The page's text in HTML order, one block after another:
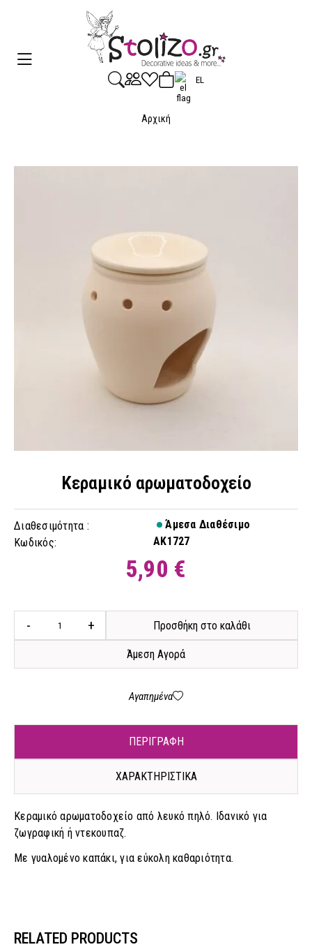
EL
Αρχική
Κεραμικό αρωματοδοχείο
Διαθεσιμότητα :
Άμεσα Διαθέσιμο
Κωδικός:
AK1727
5,90 €
- + Προσθήκη στο καλάθι
Άμεση Αγορά
Αγαπημένα
ΠΕΡΙΓΡΑΦΗ
ΧΑΡΑΚΤΗΡΙΣΤΙΚΑ
Κεραμικό αρωματοδοχείο από λευκό πηλό. Ιδανικό για
ζωγραφική ή ντεκουπαζ.
Με γυαλομένο καπάκι, για εύκολη καθαριότητα.
RELATED PRODUCTS